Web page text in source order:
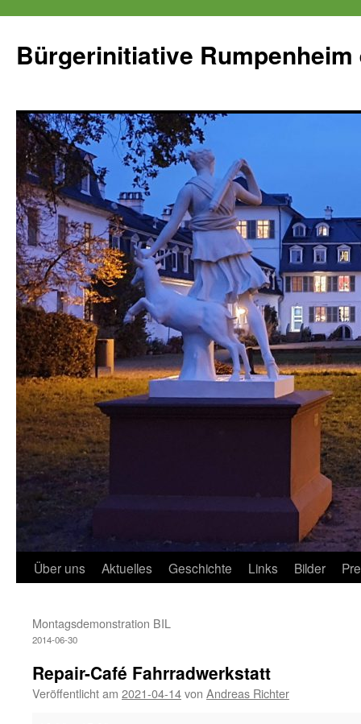
springen
Bürgerinitiative Rumpenheim
Über uns Aktuelles Geschichte Links Bilder
Montagsdemonstration BIL
2014-06-30
Repair-Café Fahrradwerkstatt
Veröffentlicht am 2021-04-14von Andreas Richter